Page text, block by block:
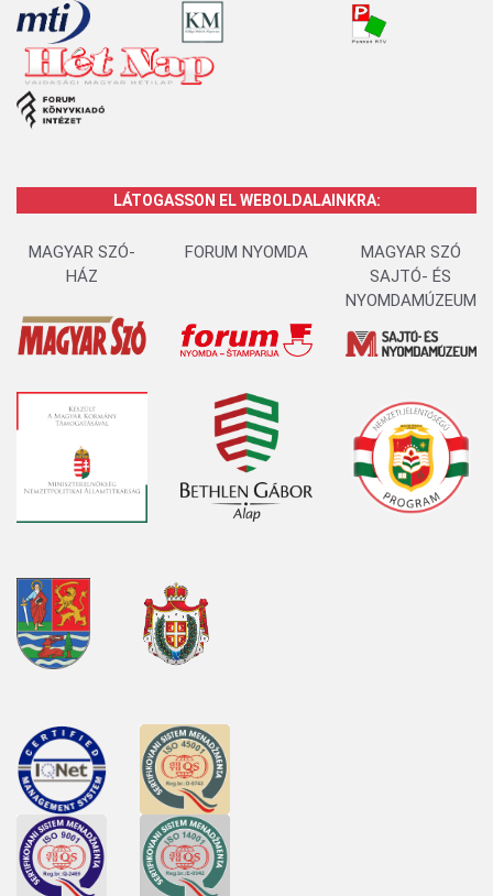
LÁTOGASSON EL WEBOLDALAINKRA:
MAGYAR SZÓ-
HÁZ
FORUM NYOMDA
MAGYAR SZÓ
SAJTÓ- ÉS
NYOMDAMÚZEUM